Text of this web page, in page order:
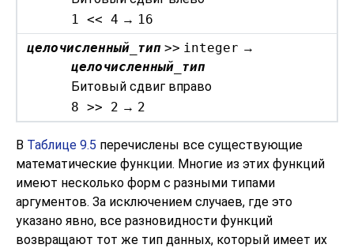
1 << 4 → 16
целочисленный_тип >> integer →
целочисленный_тип
Битовый сдвиг вправо
8 >> 2 → 2
В Таблице 9.5 перечислены все существующие
математические функции. Многие из этих функций
имеют несколько форм с разными типами
аргументов. За исключением случаев, где это
указано явно, все разновидности функций
возвращают тот же тип данных, который имеет их